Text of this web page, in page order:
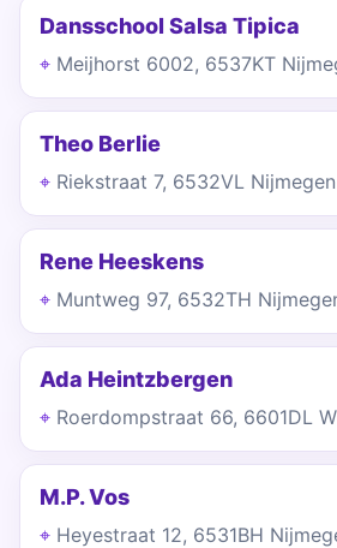
Dansschool Salsa Tipica
Meijhorst 6002, 6537KT
Theo Berlie
Riekstraat 7, 6532VL Nijmegen
Rene Heeskens
Muntweg 97, 6532TH
Ada Heintzbergen
Roerdompstraat 66, 6601DL
M.P. Vos
Heyestraat 12, 6531BH